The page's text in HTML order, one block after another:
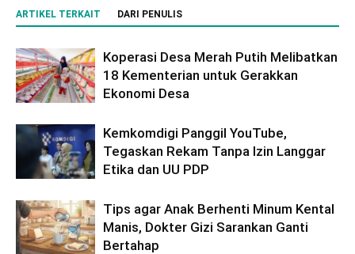
ARTIKEL TERKAIT DARI PENULIS
Koperasi Desa Merah Putih Melibatkan
18 Kementerian untuk Gerakkan
Ekonomi Desa
Kemkomdigi Panggil YouTube,
Tegaskan Rekam Tanpa Izin Langgar
Etika dan UU PDP
Tips agar Anak Berhenti Minum Kental
Manis, Dokter Gizi Sarankan Ganti
Bertahap